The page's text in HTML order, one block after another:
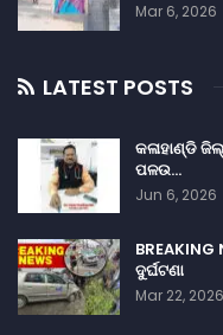
Mar 6, 2026
LATEST POSTS
କଳାହାଣ୍ଡି
ପଳଉ…
Jun 6, 2026
ଦୁର୍ଘଟଣା
Mar 22, 2026